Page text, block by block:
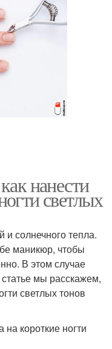
нанести
светлых
солнечного тепла.
маникюр, чтобы
В этом случае
мы расскажем,
светлых тонов
короткие ногти